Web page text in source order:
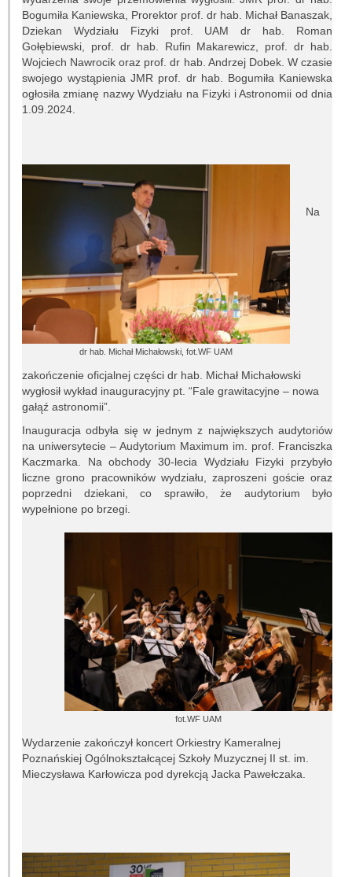
Publikacje
Granty
Projekty
Serwisy sieciowe
STUDIA
Jak zostać studentem
Programy studiów
Opisy przedmiotów
Plany zajęć
Dyżury pracowników
Prace dyplomowe
Egzaminy dyplomowe
Praktyki studenckie
Ogłoszenia i dokumenty
POPULARYZACJA
Wykłady otwarte
Lekcje astronomii
Noc Naukowców
Bogumiła Kaniewska, Prorektor prof. dr hab. Michał Banaszak,
Dziekan Wydziału Fizyki prof. UAM dr hab. Roman
Gołębiewski, prof. dr hab. Rufin Makarewicz, prof. dr hab.
Wojciech Nawrocik oraz prof. dr hab. Andrzej Dobek. W czasie
swojego wystąpienia JMR prof. dr hab. Bogumiła Kaniewska
ogłosiła zmianę nazwy Wydziału na Fizyki i Astronomii od dnia
1.09.2024.
dr hab. Michał Michałowski, fot.WF UAM
Na
zakończenie oficjalnej części dr hab. Michał Michałowski
wygłosił wykład inauguracyjny pt. “Fale grawitacyjne – nowa
gałąź astronomii”.
Inauguracja odbyła się w jednym z największych audytoriów
na uniwersytecie – Audytorium Maximum im. prof. Franciszka
Kaczmarka. Na obchody 30-lecia Wydziału Fizyki przybyło
liczne grono pracowników wydziału, zaproszeni goście oraz
poprzedni dziekani, co sprawiło, że audytorium było
wypełnione po brzegi.
fot.WF UAM
Wydarzenie zakończył koncert Orkiestry Kameralnej
Poznańskiej Ogólnokształcącej Szkoły Muzycznej II st. im.
Mieczysława Karłowicza pod dyrekcją Jacka Pawełczaka.